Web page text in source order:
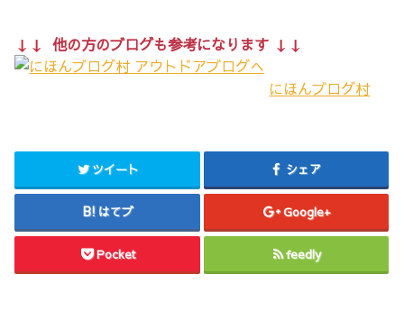
↓↓ 他の方のブログも参考になります ↓↓
にほんブログ村
ツイート シェア
はてブ Google+
Pocket feedly